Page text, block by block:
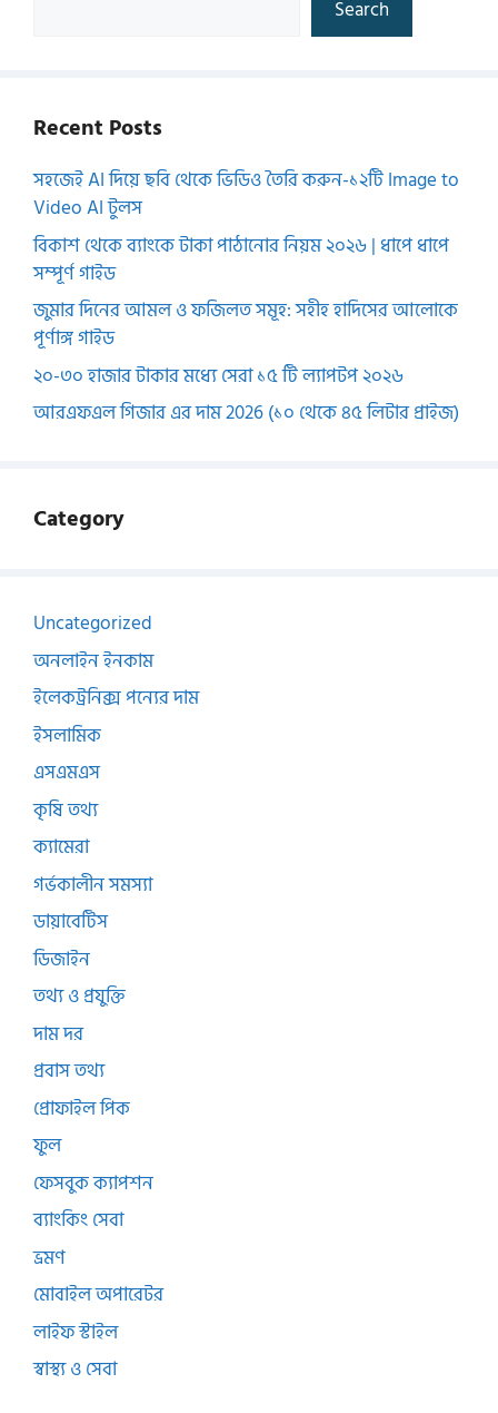
Search
Recent Posts
সহজেই AI দিয়ে ছবি থেকে ভিডিও তৈরি করুন-১২টি Image to
Video AI টুলস
বিকাশ থেকে ব্যাংকে টাকা পাঠানোর নিয়ম ২০২৬ | ধাপে ধাপে
সম্পূর্ণ গাইড
জুমার দিনের আমল ও ফজিলত সমূহ: সহীহ হাদিসের আলোকে
পূর্ণাঙ্গ গাইড
২০-৩০ হাজার টাকার মধ্যে সেরা ১৫ টি ল্যাপটপ ২০২৬
আরএফএল গিজার এর দাম 2026 (১০ থেকে ৪৫ লিটার প্রাইজ)
Category
Uncategorized
অনলাইন ইনকাম
ইলেকট্রনিক্স পন্যের দাম
ইসলামিক
এসএমএস
কৃষি তথ্য
ক্যামেরা
গর্ভকালীন সমস্যা
ডায়াবেটিস
ডিজাইন
তথ্য ও প্রযুক্তি
দাম দর
প্রবাস তথ্য
প্রোফাইল পিক
ফুল
ফেসবুক ক্যাপশন
ব্যাংকিং সেবা
ভ্রমণ
মোবাইল অপারেটর
লাইফ স্টাইল
স্বাস্থ্য ও সেবা